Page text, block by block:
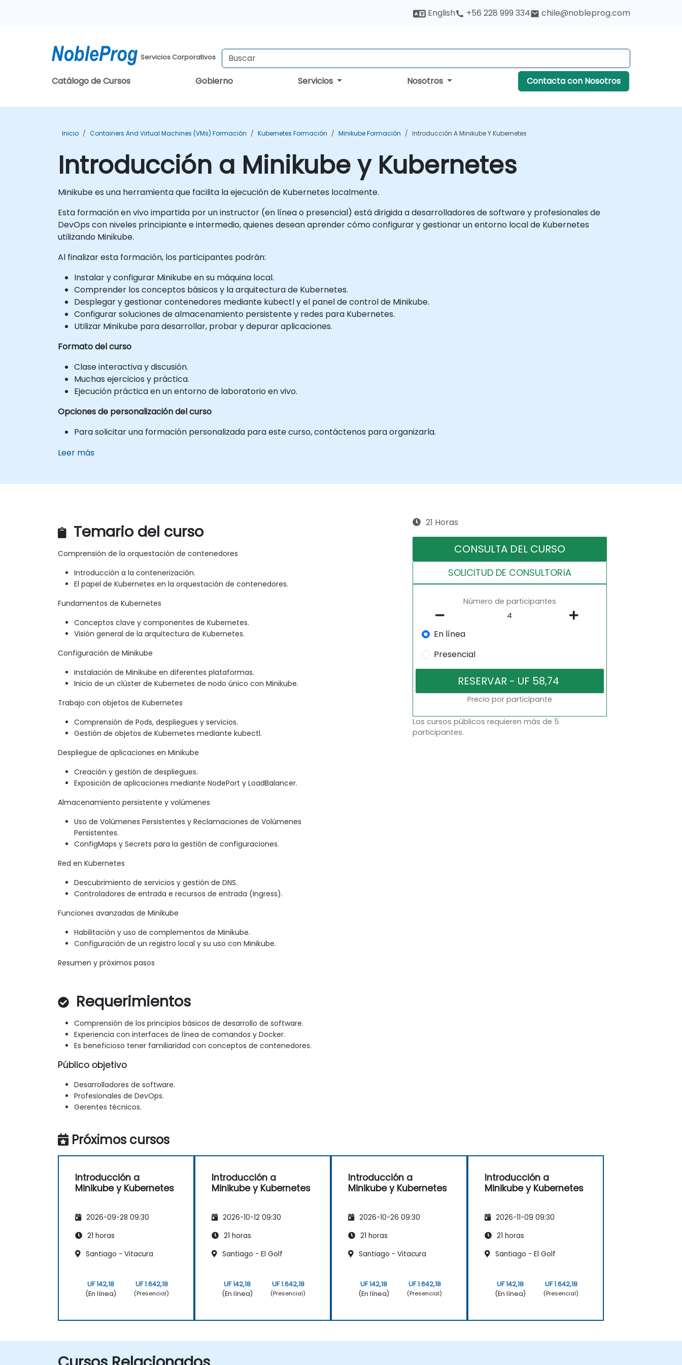
English +56 228 999 334 chile@nobleprog.com
Servicios Corporativos
Catálogo de Cursos Gobierno Servicios Nosotros Contacta con Nosotros
Inicio Containers And Virtual Machines (VMs) Formación Kubernetes Formación Minikube Formación Introducción A Minikube Y Kubernetes
Introducción a Minikube y Kubernetes
Minikube es una herramienta que facilita la ejecución de Kubernetes localmente.
Esta formación en vivo impartida por un instructor (en línea o presencial) está dirigida a desarrolladores de software y profesionales de
DevOps con niveles principiante e intermedio, quienes desean aprender cómo configurar y gestionar un entorno local de Kubernetes
utilizando Minikube.
Al finalizar esta formación, los participantes podrán:
Instalar y configurar Minikube en su máquina local.
Comprender los conceptos básicos y la arquitectura de Kubernetes.
Desplegar y gestionar contenedores mediante kubectl y el panel de control de Minikube.
Configurar soluciones de almacenamiento persistente y redes para Kubernetes.
Utilizar Minikube para desarrollar, probar y depurar aplicaciones.
Formato del curso
Clase interactiva y discusión.
Muchas ejercicios y práctica.
Ejecución práctica en un entorno de laboratorio en vivo.
Opciones de personalización del curso
Para solicitar una formación personalizada para este curso, contáctenos para organizarla.
Leer más
Temario del curso
Comprensión de la orquestación de contenedores
Introducción a la contenerización.
El papel de Kubernetes en la orquestación de contenedores.
Fundamentos de Kubernetes
Conceptos clave y componentes de Kubernetes.
Visión general de la arquitectura de Kubernetes.
Configuración de Minikube
Instalación de Minikube en diferentes plataformas.
Inicio de un clúster de Kubernetes de nodo único con Minikube.
Trabajo con objetos de Kubernetes
Comprensión de Pods, despliegues y servicios.
Gestión de objetos de Kubernetes mediante kubectl.
Despliegue de aplicaciones en Minikube
Creación y gestión de despliegues.
Exposición de aplicaciones mediante NodePort y LoadBalancer.
Almacenamiento persistente y volúmenes
Uso de Volúmenes Persistentes y Reclamaciones de Volúmenes
Persistentes.
ConfigMaps y Secrets para la gestión de configuraciones.
Red en Kubernetes
Descubrimiento de servicios y gestión de DNS.
Controladores de entrada e recursos de entrada (Ingress).
Funciones avanzadas de Minikube
Habilitación y uso de complementos de Minikube.
Configuración de un registro local y su uso con Minikube.
Resumen y próximos pasos
Requerimientos
Comprensión de los principios básicos de desarrollo de software.
Experiencia con interfaces de línea de comandos y Docker.
Es beneficioso tener familiaridad con conceptos de contenedores.
Público objetivo
Desarrolladores de software.
Profesionales de DevOps.
Gerentes técnicos.
21 Horas
CONSULTA DEL CURSO
SOLICITUD DE CONSULTORíA
Número de participantes
En línea
Presencial
Precio por participante
Los cursos públicos requieren más de 5
participantes.
Próximos cursos
Introducción a
Minikube y Kubernetes
2026-09-28 09:30
21 horas
Santiago - Vitacura
UF 142,18
(En línea)
UF 1.642,18
(Presencial)
Introducción a
Minikube y Kubernetes
2026-10-12 09:30
21 horas
Santiago - El Golf
UF 142,18
(En línea)
UF 1.642,18
(Presencial)
Introducción a
Minikube y Kubernetes
2026-10-26 09:30
21 horas
Santiago - Vitacura
UF 142,18
(En línea)
UF 1.642,18
(Presencial)
Introducción a
Minikube y Kubernetes
2026-11-09 09:30
21 horas
Santiago - El Golf
UF 142,18
(En línea)
UF 1.642,18
(Presencial)